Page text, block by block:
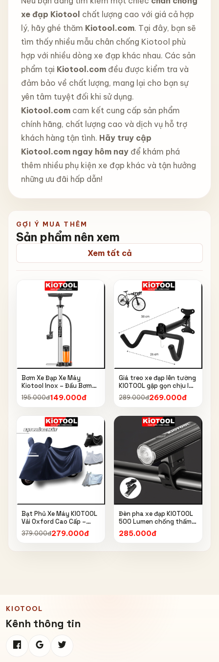
xe đạp Kiotool chất lượng cao với giá cả hợp
lý, hãy ghé thăm Kiotool.com. Tại đây, bạn sẽ
tìm thấy nhiều mẫu chân chống Kiotool phù
hợp với nhiều dòng xe đạp khác nhau. Các sản
phẩm tại Kiotool.comđều được kiểm tra và
đảm bảo về chất lượng, mang lại cho bạn sự
yên tâm tuyệt đối khi sử dụng.
Kiotool.comcam kết cung cấp sản phẩm
chính hãng, chất lượng cao và dịch vụ hỗ trợ
khách hàng tận tình. Hãy truy cập
Kiotool.com ngay hôm nayđể khám phá
thêm nhiều phụ kiện xe đạp khác và tận hưởng
những ưu đãi hấp dẫn!
GỢI Ý MUA THÊM
Sản phẩm nên xem
Xem tất cả
Bơm Xe Đạp Xe Máy
Kiotool Inox – Đầu Bơm
Thông Minh, Kèm Bơm
Bóng, Đồng Hồ 160 PSI
195.000đ149.000đ
Giá treo xe đạp lên tường
KIOTOOL gập gọn chịu lực
cao kèm móc treo mũ bảo
hiểm
289.000đ269.000đ
Bạt Phủ Xe Máy KIOTOOL
Vải Oxford Cao Cấp –
Chống Nắng, Chống Mưa,
Chống Bụi, Chống Tia UV,
379.000đ279.000đ
Đèn pha xe đạp KIOTOOL
500 Lumen chống thấm
nước IPX6 6603
285.000đ
KIOTOOL
Kênh thông tin